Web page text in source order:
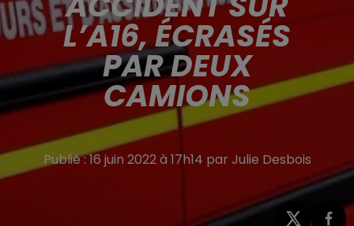
L’A16, ÉCRASÉS
PAR DEUX
CAMIONS
Publié : 16 juin 2022 à 17h14 par Julie Desbois